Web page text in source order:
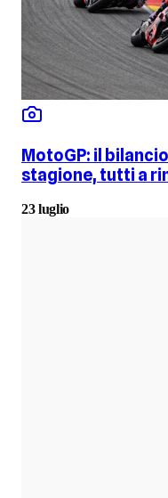
MotoGP: il
stagione, tutti a
23 luglio